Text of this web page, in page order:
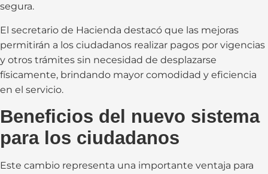
segura.
El secretario de Hacienda destacó que las mejoras
permitirán a los ciudadanos realizar pagos por vigencias
y otros trámites sin necesidad de desplazarse
físicamente, brindando mayor comodidad y eficiencia
en el servicio.
Beneficios del nuevo sistema
para los ciudadanos
Este cambio representa una importante ventaja para